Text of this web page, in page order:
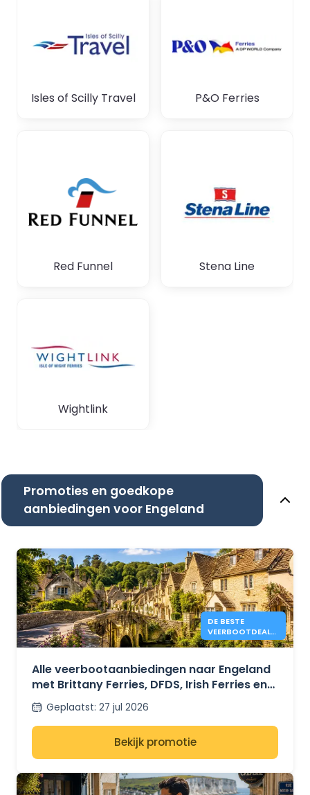
Isles of Scilly Travel P&O Ferries
Red Funnel Stena Line
Wightlink
Promoties en goedkope
aanbiedingen voor Engeland
DE BESTE
VEERBOOTDEALS
NAAR ENGELAND
Alle veerbootaanbiedingen naar Engeland
met Brittany Ferries, DFDS, Irish Ferries en
P&O Ferries – vanaf €41.
Geplaatst: 27 jul 2026
Bekijk promotie